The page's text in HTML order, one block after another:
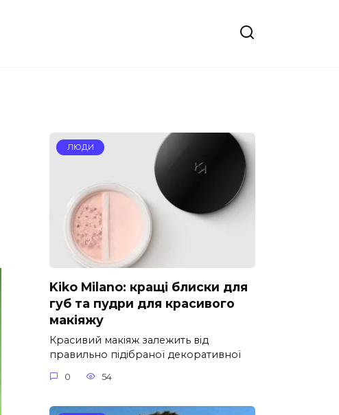
ЛЮДИ
Kiko Milano: кращі блиски для
губ та пудри для красивого
макіяжу
Красивий макіяж залежить від
правильно підібраної декоративної
0 54